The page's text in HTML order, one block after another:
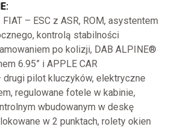
– ESC z ASR, ROM, asystentem
kontrolą stabilności
po kolizji, DAB ALPINE®
6.95” i APPLE CAR
drugi pilot kluczyków, elektryczne
regulowane fotele w kabinie,
wbudowanym w deskę
w 2 punktach, rolety okien